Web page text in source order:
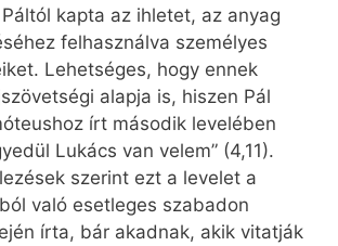
kapta az ihletet, az anyag
felhasználva személyes
Lehetséges, hogy ennek
alapja is, hiszen Pál
írt második levelében
Lukács van velem” (4,11).
szerint ezt a levelet a
való esetleges szabadon
írta, bár akadnak, akik vitatják